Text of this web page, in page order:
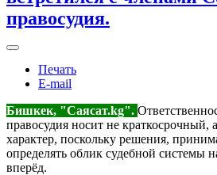
правосудия.
Печать
E-mail
Бишкек, "Саясат.kg".
правосудия носит не краткосрочный,
характер, поскольку решения,
определять облик судебной системы
вперёд.